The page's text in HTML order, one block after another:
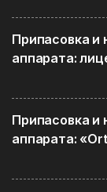
Припасовка и
аппарата:
Припасовка и
аппарата: